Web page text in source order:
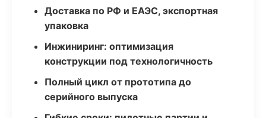
Доставка по РФ и ЕАЭС, экспортная
упаковка
Инжиниринг: оптимизация
конструкции под технологичность
Полный цикл от прототипа до
серийного выпуска